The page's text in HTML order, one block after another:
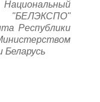
Республики
Беларусь